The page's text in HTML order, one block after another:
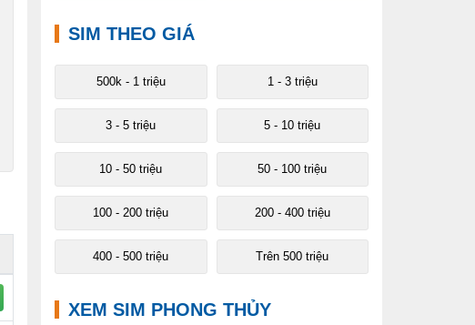
SIM THEO GIÁ
500k - 1 triệu 1 - 3 triệu
3 - 5 triệu 5 - 10 triệu
10 - 50 triệu 50 - 100 triệu
100 - 200 triệu 200 - 400 triệu
400 - 500 triệu Trên 500 triệu
XEM SIM PHONG THỦY